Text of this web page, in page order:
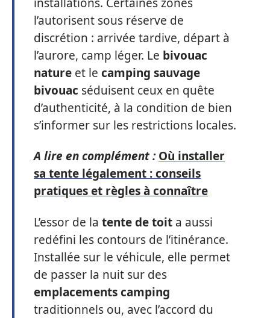
l’autorisent sous réserve de
discrétion : arrivée tardive, départ à
l’aurore, camp léger. Le bivouac
nature et le camping sauvage
bivouac séduisent ceux en quête
d’authenticité, à la condition de bien
s’informer sur les restrictions locales.
A lire en complément : Où installer
sa tente légalement : conseils
pratiques et règles à connaître
L’essor de la tente de toit a aussi
redéfini les contours de l’itinérance.
Installée sur le véhicule, elle permet
de passer la nuit sur des
emplacements camping
traditionnels ou, avec l’accord du